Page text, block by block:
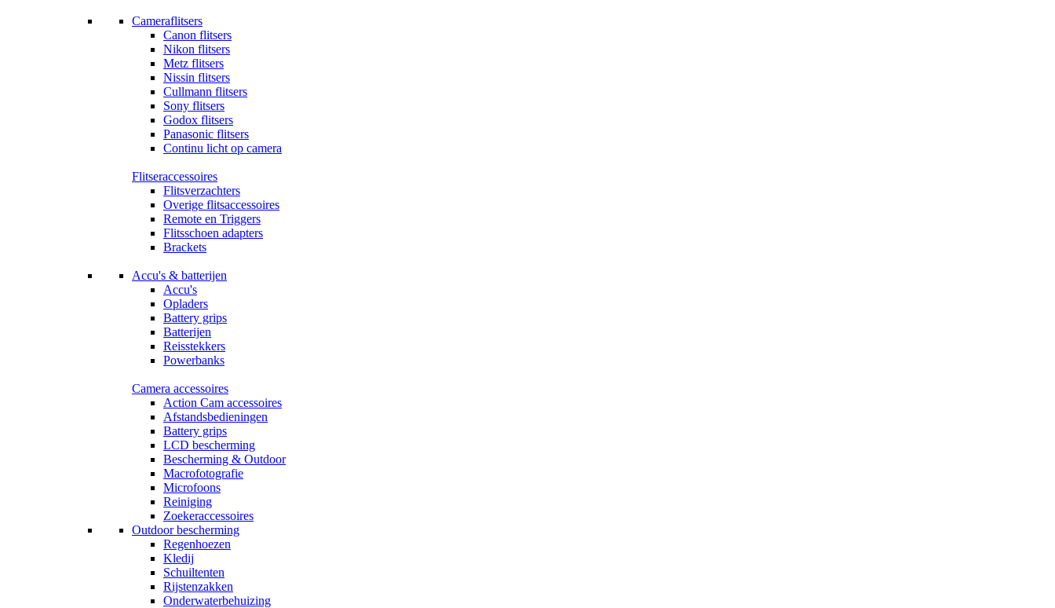
Cameraflitsers
Canon flitsers
Nikon flitsers
Metz flitsers
Nissin flitsers
Cullmann flitsers
Sony flitsers
Godox flitsers
Panasonic flitsers
Continu licht op camera
Flitseraccessoires
Flitsverzachters
Overige flitsaccessoires
Remote en Triggers
Flitsschoen adapters
Brackets
Accu's & batterijen
Accu's
Opladers
Battery grips
Batterijen
Reisstekkers
Powerbanks
Camera accessoires
Action Cam accessoires
Afstandsbedieningen
Battery grips
LCD bescherming
Bescherming & Outdoor
Macrofotografie
Microfoons
Reiniging
Zoekeraccessoires
Outdoor bescherming
Regenhoezen
Kledij
Schuiltenten
Rijstenzakken
Onderwaterbehuizing